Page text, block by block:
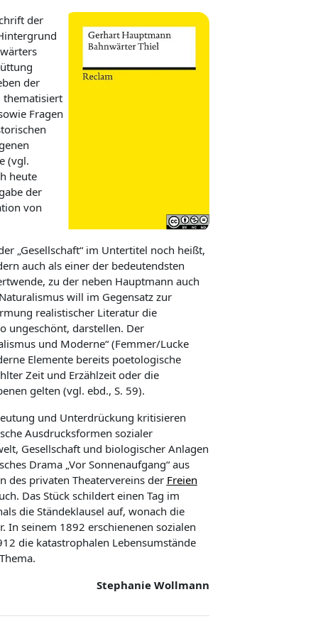
der
der
thematisiert
Fragen
(vgl.
heute
der
von
„Gesellschaft“ im Untertitel noch heißt,
auch als einer der bedeutendsten
, zu der neben Hauptmann auch
will im Gegensatz zur
realistischer Literatur die
ungeschönt, darstellen. Der
und Moderne“ (Femmer/Lucke
Elemente bereits poetologische
Zeit und Erzählzeitoder die
gelten (vgl. ebd., S. 59).
und Unterdrückung kritisieren
Ausdrucksformen sozialer
Gesellschaft und biologischerAnlagen
Drama „Vor Sonnenaufgang“aus
des privaten Theatervereins der Freien
Das Stück schilderteinen Tag im
die Ständeklausel auf, wonach die
. In seinem 1892 erschienenen sozialen
die katastrophalen Lebensumstände
Stephanie Wollmann